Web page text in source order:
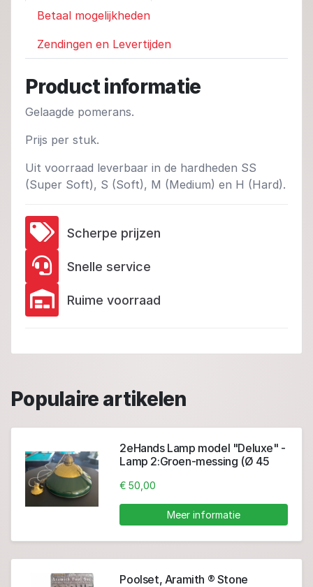
Betaal mogelijkheden
Zendingen en Levertijden
Product informatie
Gelaagde pomerans.
Prijs per stuk.
Uit voorraad leverbaar in de hardheden SS
(Super Soft), S (Soft), M (Medium) en H (Hard).
Scherpe prijzen
Snelle service
Ruime voorraad
Populaire artikelen
2eHands Lamp model "Deluxe" -
Lamp 2:Groen-messing (Ø 45
€ 50,00
Meer informatie
Poolset, Aramith ® Stone